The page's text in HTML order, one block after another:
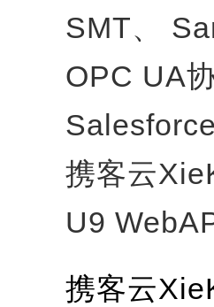
SMT、
OPC UA
携客云
U9
携客云